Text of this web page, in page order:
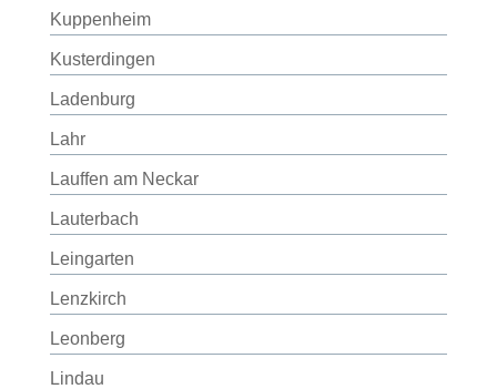
Kuppenheim
Kusterdingen
Ladenburg
Lahr
Lauffen am Neckar
Lauterbach
Leingarten
Lenzkirch
Leonberg
Lindau